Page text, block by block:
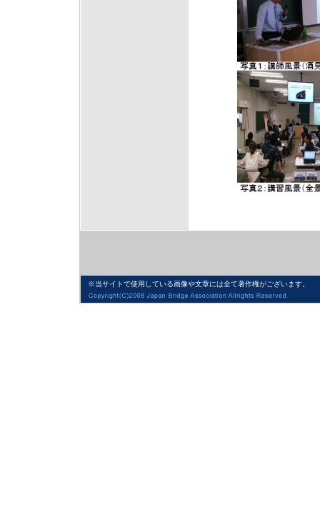
※当サイトで使用している画像や文章には全て著作権がございます。